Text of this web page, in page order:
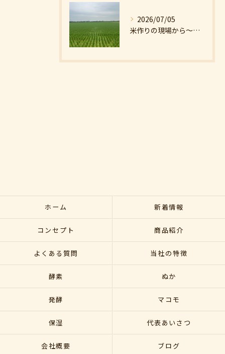
2026/07/05
米作りの現場から〜分けつのはじまり
ホーム 新着情報
コンセプト 商品紹介
よくある質問 当社の特徴
酵素 ぬか
発酵 マコモ
保湿 代表あいさつ
会社概要 ブログ